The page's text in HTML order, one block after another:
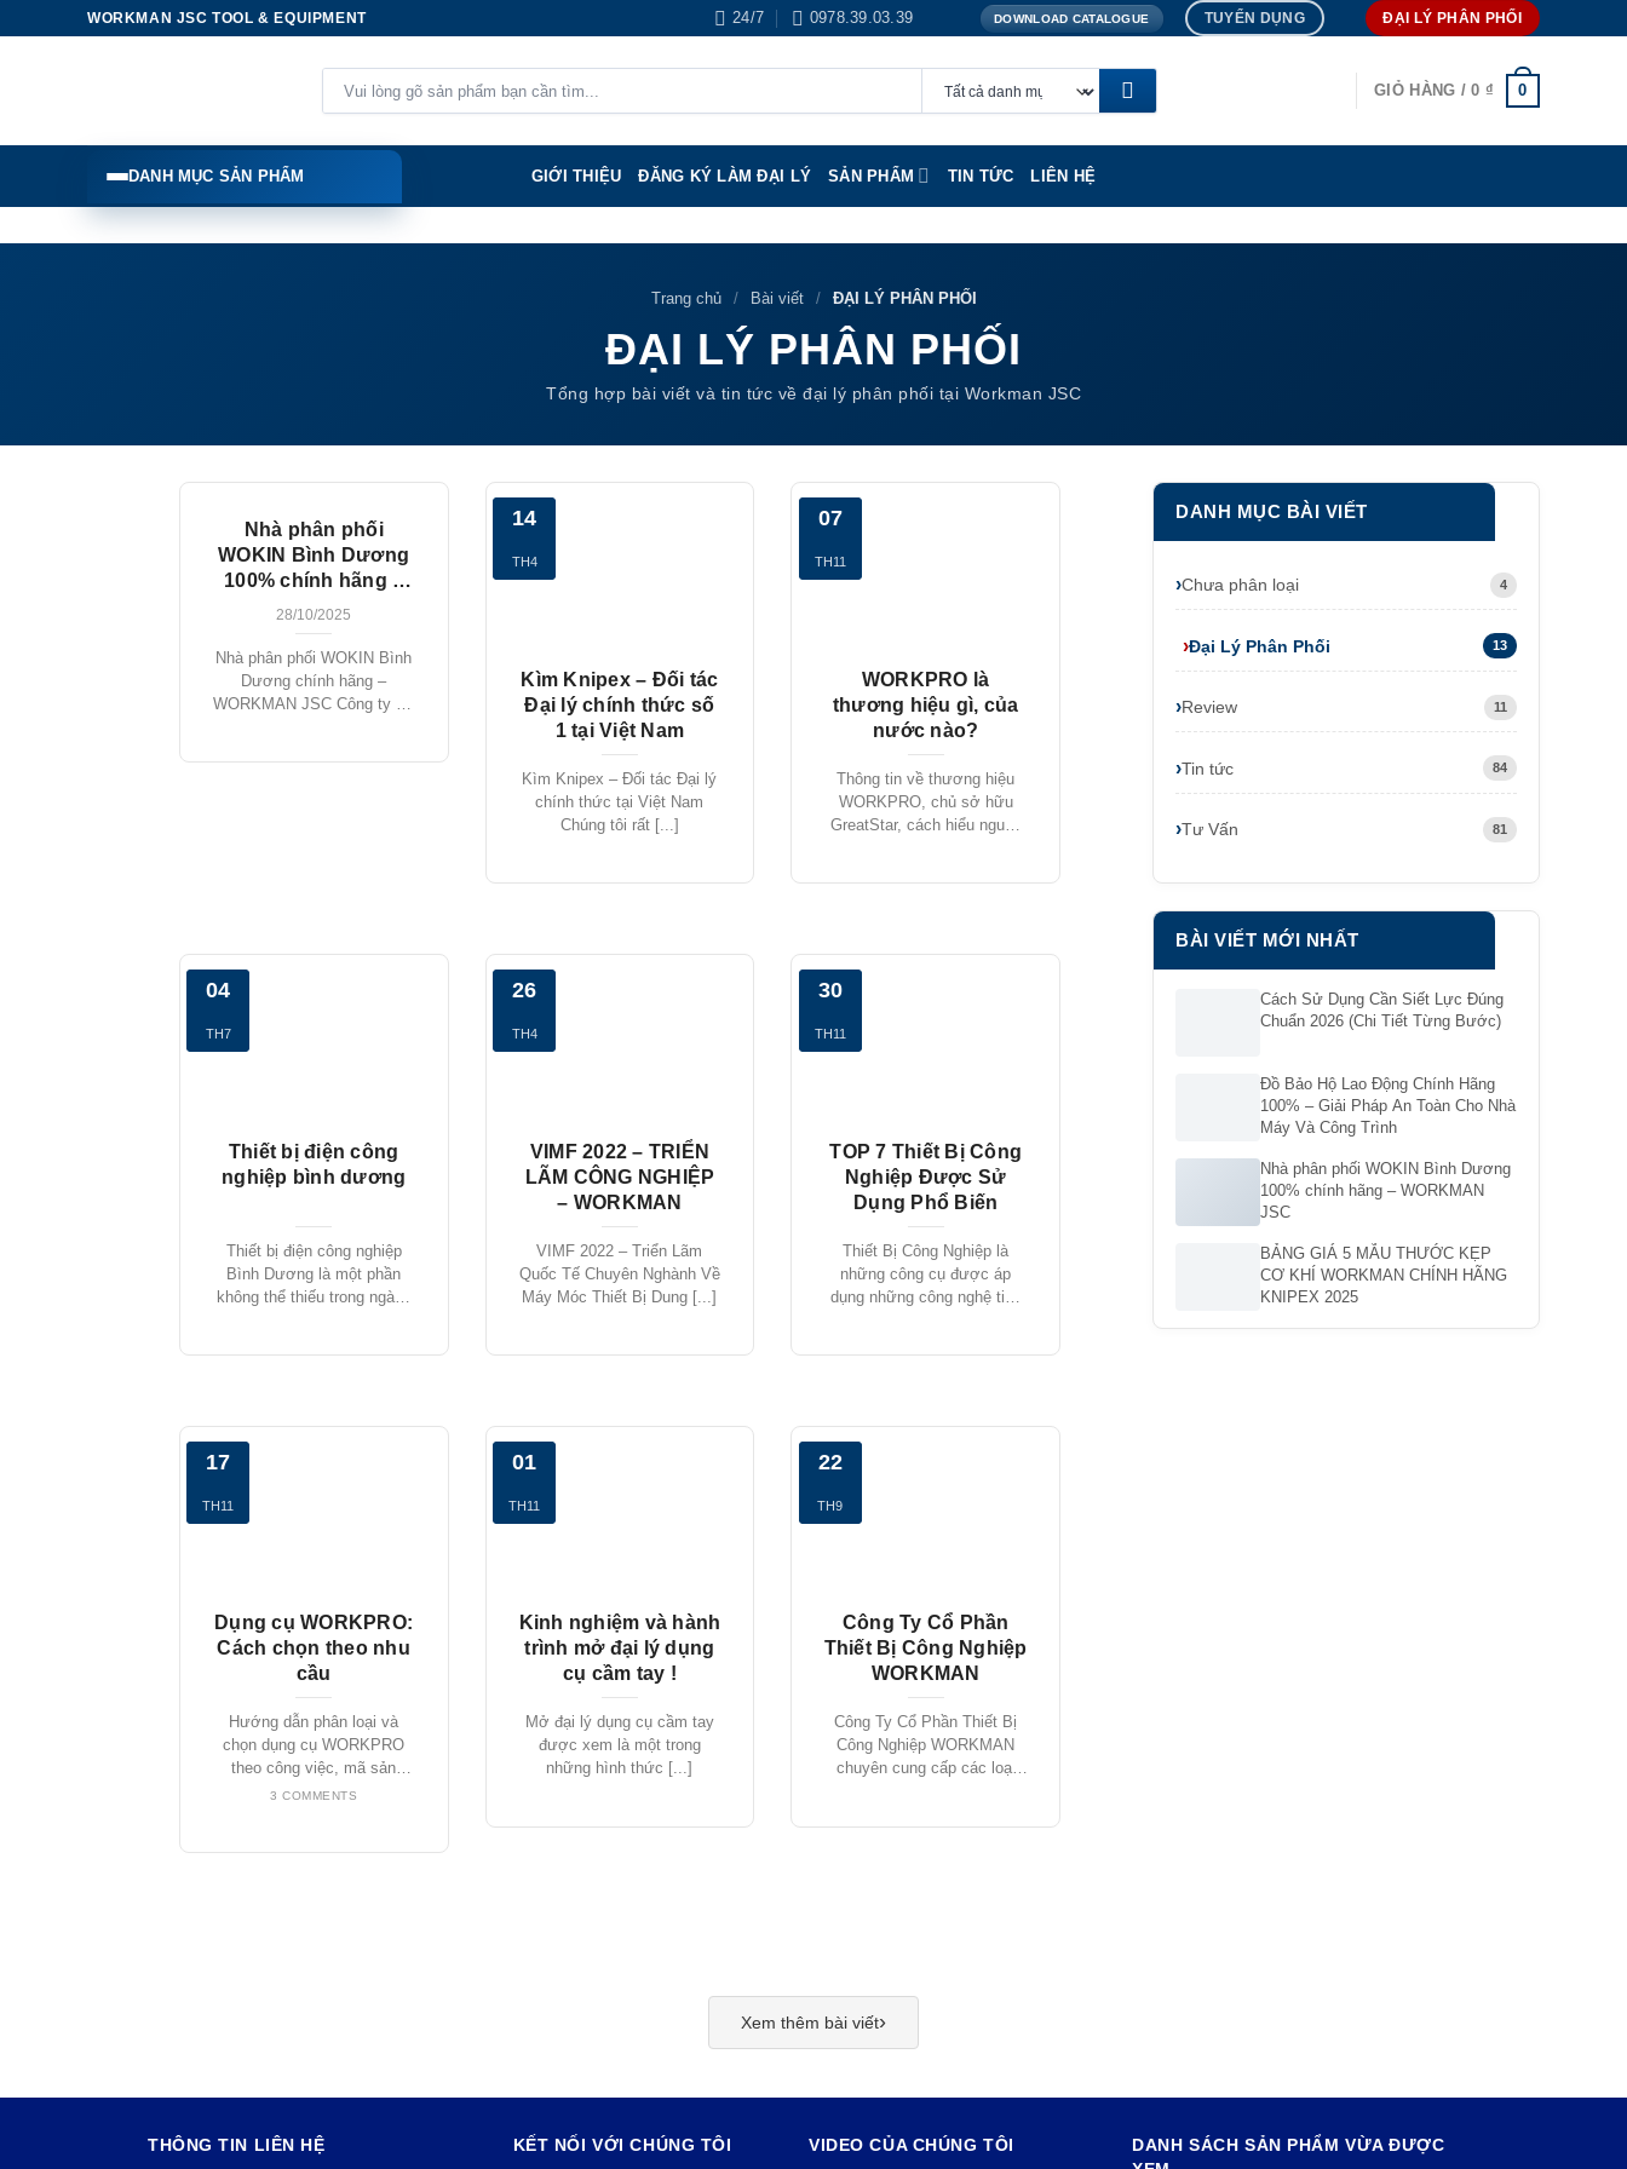
WORKMAN JSC TOOL & EQUIPMENT 24/7 0978.39.03.39 DOWNLOAD CATALOGUE TUYỂN DỤNG ĐẠI LÝ PHÂN PHỐI
kiếm:
GIỎ HÀNG /0 ₫ 0
DANH MỤC SẢN PHẨM GIỚI THIỆU ĐĂNG KÝ LÀM ĐẠI LÝ SẢN PHẨM TIN TỨC LIÊN HỆ
Trang chủ / Bài viết / ĐẠI LÝ PHÂN PHỐI
ĐẠI LÝ PHÂN PHỐI
Tổng hợp bài viết và tin tức về đại lý phân phối tại Workman JSC
Nhà phân phối
WOKIN Bình Dương
100% chính hãng –
WORKMAN JSC
28/10/2025
Nhà phân phối WOKIN Bình
Dương chính hãng –
WORKMAN JSC Công ty Cổ
Kìm Knipex – Đối tác
Đại lý chính thức số
1 tại Việt Nam
Kìm Knipex – Đối tác Đại lý
chính thức tại Việt Nam
Chúng tôi rất [...]
14
TH4
WORKPRO là
thương hiệu gì, của
nước nào?
Thông tin về thương hiệu
WORKPRO, chủ sở hữu
GreatStar, cách hiểu nguồn
07
TH11
Thiết bị điện công
nghiệp bình dương
Thiết bị điện công nghiệp
Bình Dương là một phần
không thể thiếu trong ngành
04
TH7
VIMF 2022 – TRIỂN
LÃM CÔNG NGHIỆP
– WORKMAN
VIMF 2022 – Triển Lãm
Quốc Tế Chuyên Nghành Về
Máy Móc Thiết Bị Dung [...]
26
TH4
TOP 7 Thiết Bị Công
Nghiệp Được Sử
Dụng Phổ Biến
Thiết Bị Công Nghiệp là
những công cụ được áp
dụng những công nghệ tiên
30
TH11
Dụng cụ WORKPRO:
Cách chọn theo nhu
cầu
Hướng dẫn phân loại và
chọn dụng cụ WORKPRO
theo công việc, mã sản
phẩm, [...]
3 COMMENTS
17
TH11
Kinh nghiệm và hành
trình mở đại lý dụng
cụ cầm tay !
Mở đại lý dụng cụ cầm tay
được xem là một trong
những hình thức [...]
01
TH11
Công Ty Cổ Phần
Thiết Bị Công Nghiệp
WORKMAN
Công Ty Cổ Phần Thiết Bị
Công Nghiệp WORKMAN
chuyên cung cấp các loại
22
TH9
DANH MỤC BÀI VIẾT
Chưa phân loại 4
Đại Lý Phân Phối 13
Review 11
Tin tức 84
Tư Vấn 81
BÀI VIẾT MỚI NHẤT
Cách Sử Dụng Cần Siết Lực Đúng
Chuẩn 2026 (Chi Tiết Từng Bước)
Đồ Bảo Hộ Lao Động Chính Hãng
100% – Giải Pháp An Toàn Cho Nhà
Máy Và Công Trình
Nhà phân phối WOKIN Bình Dương
100% chính hãng – WORKMAN
JSC
BẢNG GIÁ 5 MẪU THƯỚC KẸP
CƠ KHÍ WORKMAN CHÍNH HÃNG
KNIPEX 2025
Xem thêm bài viết›
THÔNG TIN LIÊN HỆ KẾT NỐI VỚI CHÚNG TÔI VIDEO CỦA CHÚNG TÔI
DANH SÁCH SẢN PHẨM VỪA ĐƯỢC